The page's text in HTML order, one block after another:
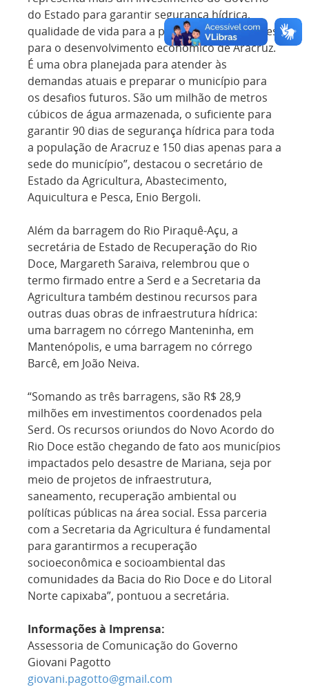
do Estado para garantir segurança hídrica,
qualidade de vida para a população e condições
para o desenvolvimento econômico de Aracruz.
É uma obra planejada para atender às
demandas atuais e preparar o município para
os desafios futuros. São um milhão de metros
cúbicos de água armazenada, o suficiente para
garantir 90 dias de segurança hídrica para toda
a população de Aracruz e 150 dias apenas para a
sede do município”, destacou o secretário de
Estado da Agricultura, Abastecimento,
Aquicultura e Pesca, Enio Bergoli.
Além da barragem do Rio Piraquê-Açu, a
secretária de Estado de Recuperação do Rio
Doce, Margareth Saraiva, relembrou que o
termo firmado entre a Serd e a Secretaria da
Agricultura também destinou recursos para
outras duas obras de infraestrutura hídrica:
uma barragem no córrego Manteninha, em
Mantenópolis, e uma barragem no córrego
Barcê, em João Neiva.
“Somando as três barragens, são R$ 28,9
milhões em investimentos coordenados pela
Serd. Os recursos oriundos do Novo Acordo do
Rio Doce estão chegando de fato aos municípios
impactados pelo desastre de Mariana, seja por
meio de projetos de infraestrutura,
saneamento, recuperação ambiental ou
políticas públicas na área social. Essa parceria
com a Secretaria da Agricultura é fundamental
para garantirmos a recuperação
socioeconômica e socioambiental das
comunidades da Bacia do Rio Doce e do Litoral
Norte capixaba”, pontuou a secretária.
Informações à Imprensa:
Assessoria de Comunicação do Governo
Giovani Pagotto
giovani.pagotto@gmail.com